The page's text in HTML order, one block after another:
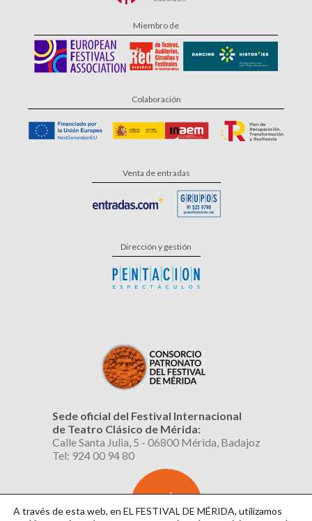
Miembro de
Colaboración
Venta de entradas
Dirección y gestión
Sede oficial del Festival Internacional
de Teatro Clásico de Mérida:
Calle Santa Julia, 5 - 06800 Mérida, Badajoz
Tel: 924 00 94 80
SUSCRÍBETE
AL BOLETÍN
A través de esta web, en EL FESTIVAL DE MÉRIDA, utilizamos